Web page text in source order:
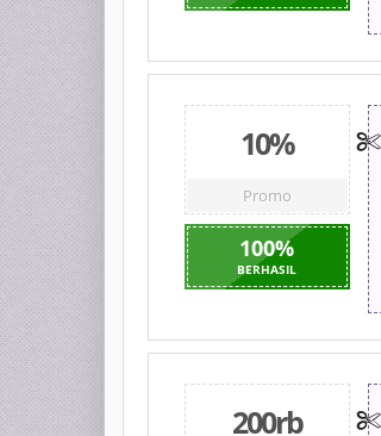
10%
Promo
100%
BERHASIL
200rb